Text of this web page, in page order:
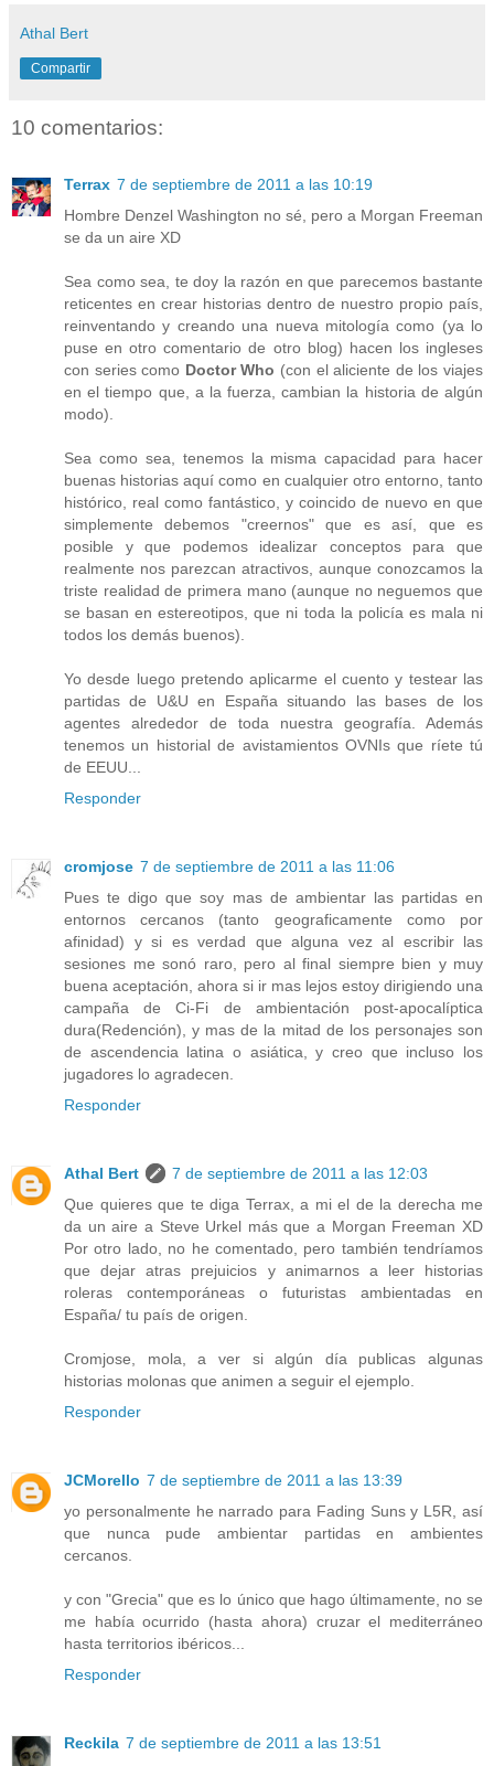
Athal Bert
Compartir
10 comentarios:
Terrax 7 de septiembre de 2011 a las 10:19
Hombre Denzel Washington no sé, pero a Morgan Freeman
se da un aire XD
Sea como sea, te doy la razón en que parecemos bastante
reticentes en crear historias dentro de nuestro propio país,
reinventando y creando una nueva mitología como (ya lo
puse en otro comentario de otro blog) hacen los ingleses
con series como Doctor Who (con el aliciente de los viajes
en el tiempo que, a la fuerza, cambian la historia de algún
modo).
Sea como sea, tenemos la misma capacidad para hacer
buenas historias aquí como en cualquier otro entorno, tanto
histórico, real como fantástico, y coincido de nuevo en que
simplemente debemos "creernos" que es así, que es
posible y que podemos idealizar conceptos para que
realmente nos parezcan atractivos, aunque conozcamos la
triste realidad de primera mano (aunque no neguemos que
se basan en estereotipos, que ni toda la policía es mala ni
todos los demás buenos).
Yo desde luego pretendo aplicarme el cuento y testear las
partidas de U&U en España situando las bases de los
agentes alrededor de toda nuestra geografía. Además
tenemos un historial de avistamientos OVNIs que ríete tú
de EEUU...
Responder
cromjose 7 de septiembre de 2011 a las 11:06
Pues te digo que soy mas de ambientar las partidas en
entornos cercanos (tanto geograficamente como por
afinidad) y si es verdad que alguna vez al escribir las
sesiones me sonó raro, pero al final siempre bien y muy
buena aceptación, ahora si ir mas lejos estoy dirigiendo una
campaña de Ci-Fi de ambientación post-apocalíptica
dura(Redención), y mas de la mitad de los personajes son
de ascendencia latina o asiática, y creo que incluso los
jugadores lo agradecen.
Responder
Athal Bert
7 de septiembre de 2011 a las 12:03
Que quieres que te diga Terrax, a mi el de la derecha me
da un aire a Steve Urkel más que a Morgan Freeman XD
Por otro lado, no he comentado, pero también tendríamos
que dejar atras prejuicios y animarnos a leer historias
roleras contemporáneas o futuristas ambientadas en
España/ tu país de origen.
Cromjose, mola, a ver si algún día publicas algunas
historias molonas que animen a seguir el ejemplo.
Responder
JCMorello 7 de septiembre de 2011 a las 13:39
yo personalmente he narrado para Fading Suns y L5R, así
que nunca pude ambientar partidas en ambientes
cercanos.
y con "Grecia" que es lo único que hago últimamente, no se
me había ocurrido (hasta ahora) cruzar el mediterráneo
hasta territorios ibéricos...
Responder
Reckila 7 de septiembre de 2011 a las 13:51